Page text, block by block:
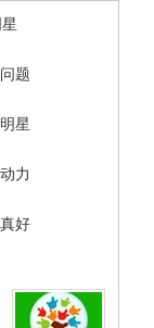
题
星
力
好